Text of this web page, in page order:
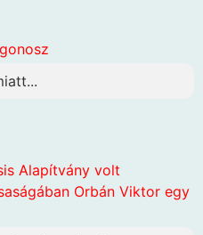
Alapítvány volt
Orbán Viktor egy